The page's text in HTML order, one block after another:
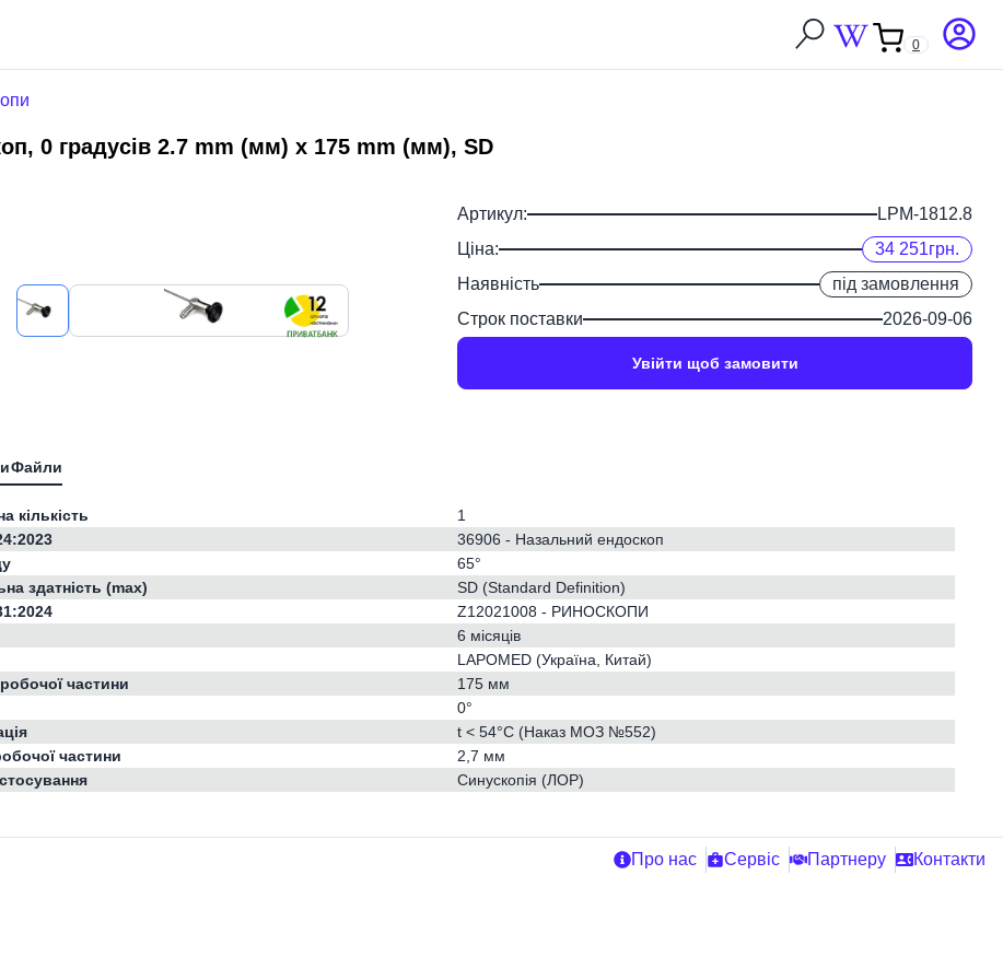
0
0 градусів 2.7 mm (мм) x 175 mm (мм), SD
Артикул:
LPM-1812.8
Ціна:
34 251грн.
Наявність
під замовлення
Строк поставки
2026-09-06
Увійти щоб замовити
кількість
1
36906 - Назальний ендоскоп
65°
здатність (max)
SD (Standard Definition)
Z12021008 - РИНОСКОПИ
6 місяців
LAPOMED (Україна, Китай)
частини
175 мм
0°
t < 54°C (Наказ МОЗ №552)
частини
2,7 мм
Синускопія (ЛОР)
Про нас Сервіс Партнеру Контакти